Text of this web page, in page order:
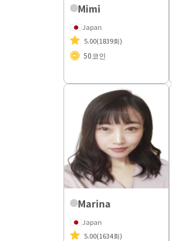
Mimi
Japan
5.00(1839회)
50코인
Marina
Japan
5.00(1634회)